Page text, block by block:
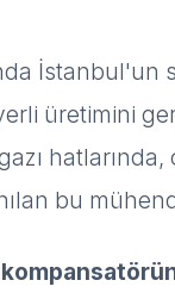
İstanbul'un
üretimini
bu